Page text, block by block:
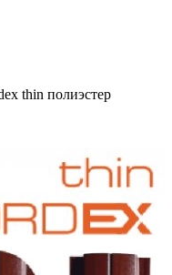
thin полиэстер